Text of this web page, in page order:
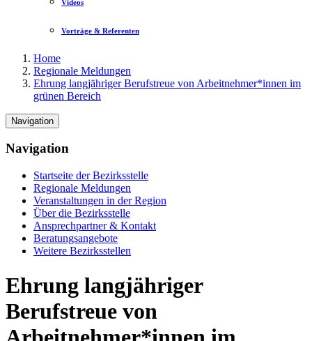
Videos
Vorträge & Referenten
Home
Regionale Meldungen
Ehrung langjähriger Berufstreue von Arbeitnehmer*innen im
grünen Bereich
Navigation
Navigation
Startseite der Bezirksstelle
Regionale Meldungen
Veranstaltungen in der Region
Über die Bezirksstelle
Ansprechpartner & Kontakt
Beratungsangebote
Weitere Bezirksstellen
Ehrung langjähriger
Berufstreue von